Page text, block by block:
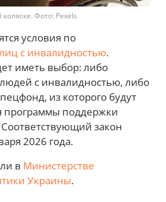
Фото: Pexels
условия по
с инвалидностью.
иметь выбор: либо
людей с инвалидностью, либо
из которого будут
программы поддержки
Соответствующий закон
2026 года.
в Министерстве
Украины.